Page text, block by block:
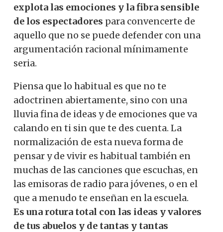
explota las emociones y la fibra sensible
de los espectadores para convencerte de
aquello que no se puede defender con una
argumentación racional mínimamente
seria.
Piensa que lo habitual es que no te
adoctrinen abiertamente, sino con una
lluvia fina de ideas y de emociones que va
calando en ti sin que te des cuenta. La
normalización de esta nueva forma de
pensar y de vivir es habitual también en
muchas de las canciones que escuchas, en
las emisoras de radio para jóvenes, o en el
que a menudo te enseñan en la escuela.
Es una rotura total con las ideas y valores
de tus abuelos y de tantas y tantas